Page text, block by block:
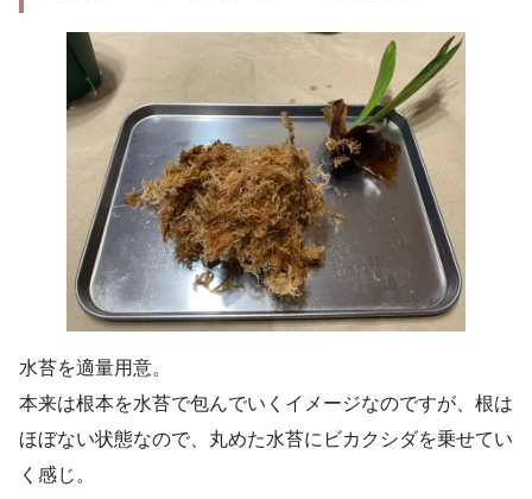
水苔を適量用意。
本来は根本を水苔で包んでいくイメージなのですが、根は
ほぼない状態なので、丸めた水苔にビカクシダを乗せてい
く感じ。